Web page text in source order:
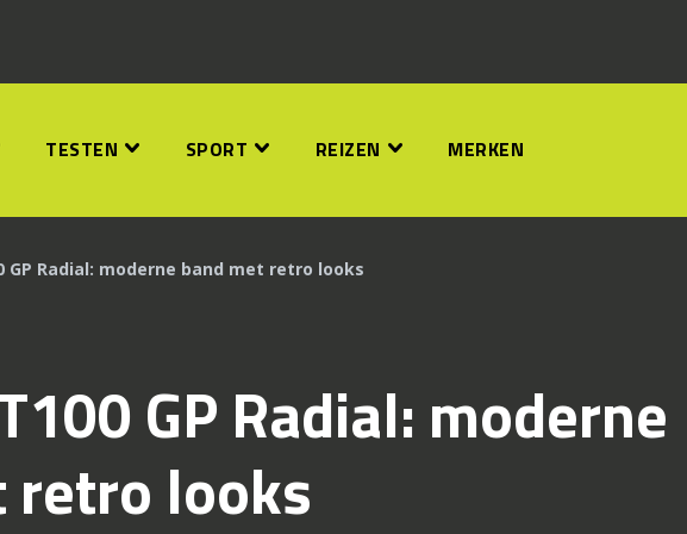
TESTEN SPORT REIZEN MERKEN
GP Radial: moderne band met retro looks
GP Radial: moderne
retro looks